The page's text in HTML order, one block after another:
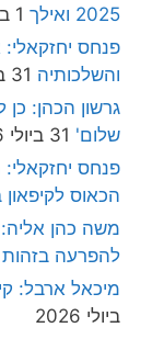
2025 ואילך
1 באוגוסט 2026
פנחס
והשלכותיה 31 ביולי 2026
גרשון הכהן:
שלום' 31 ביולי 2026
פנחס יחזקאלי:
הכאוס לקיפאון
משה כהן אליה:
להפרעה בזהות
מיכאל ארבל:
ביולי 2026